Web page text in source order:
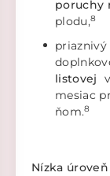
poruchy
plodu,8
priaznivý
listovej
mesiac
ňom.8
Nízka